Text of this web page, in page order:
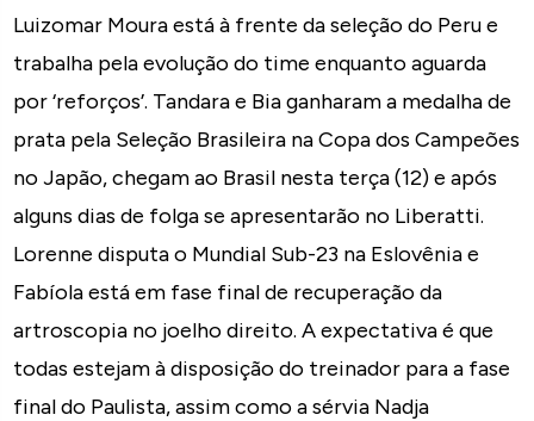
Luizomar Moura está à frente da seleção do Peru e
trabalha pela evolução do time enquanto aguarda
por ‘reforços’. Tandara e Bia ganharam a medalha de
prata pela Seleção Brasileira na Copa dos Campeões
no Japão, chegam ao Brasil nesta terça (12) e após
alguns dias de folga se apresentarão no Liberatti.
Lorenne disputa o Mundial Sub-23 na Eslovênia e
Fabíola está em fase final de recuperação da
artroscopia no joelho direito. A expectativa é que
todas estejam à disposição do treinador para a fase
final do Paulista, assim como a sérvia Nadja